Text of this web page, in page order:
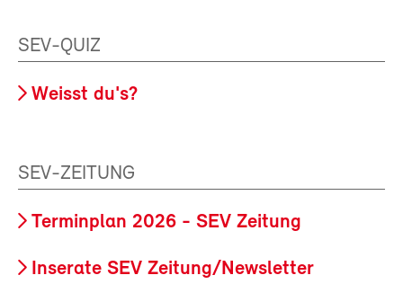
SEV-QUIZ
Weisst du's?
SEV-ZEITUNG
Terminplan 2026 - SEV Zeitung
Inserate SEV Zeitung/Newsletter